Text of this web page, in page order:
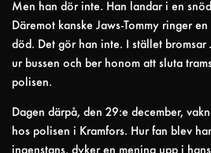
Men han dör inte. Han landar i en
Däremot kanske Jaws-Tommy ringer
död. Det gör han inte. I stället bromsar
ur bussen och ber honom att sluta
polisen.
Dagen därpå, den 29:e december,
hos polisen i Kramfors. Hur fan blev